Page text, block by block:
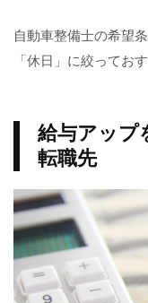
自動車整備士の希望
「休日」に絞ってお
給与アップ
転職先